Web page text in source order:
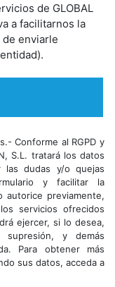
de GLOBAL
a facilitarnos la
enviarle
Conforme al RGPD y
S.L. tratará los datos
las dudas y/o quejas
y facilitar la
autorice previamente,
servicios ofrecidos
ejercer, si lo desea,
supresión, y demás
Para obtener más
sus datos, acceda a